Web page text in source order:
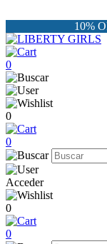
10%
0
0
0
Acceder
0
0